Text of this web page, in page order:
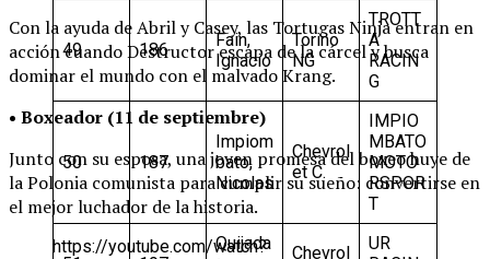
Con la ayuda de Abril y Casey, las Tortugas Ninja entran en
acción cuando Destructor escapa de la cárcel y busca
dominar el mundo con el malvado Krang.
• Boxeador (11 de septiembre)
Junto con su esposa, una joven promesa del boxeo huye de
la Polonia comunista para cumplir su sueño: convertirse en
el mejor luchador de la historia.
https://youtube.com/watch?
49 186
Fain,
Ignacio
Torino
NG
TROTT
A
RACIN
G
50 187
Impiom
bato,
Nicolas
Chevrol
et C.
IMPIO
MBATO
MOTO
RSPOR
T
Quijada
Chevrol
UR